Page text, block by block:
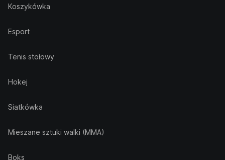
Koszykówka
Esport
Tenis stołowy
Hokej
Siatkówka
Mieszane sztuki walki (MMA)
Boks